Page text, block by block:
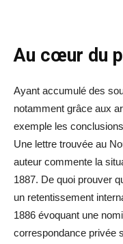
Au cœur du
Ayant accumulé des
notamment grâce aux
exemple les
Une lettre trouvée au
auteur commente la
1887. De quoi prouver
un retentissement
1886 évoquant une
correspondance privée